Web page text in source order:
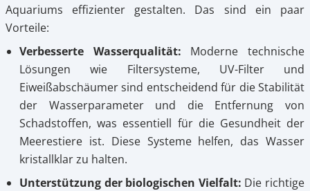
Aquariums effizienter gestalten. Das sind ein paar
Vorteile:
Verbesserte Wasserqualität: Moderne technische
Lösungen wie Filtersysteme, UV-Filter und
Eiweißabschäumer sind entscheidend für die Stabilität
der Wasserparameter und die Entfernung von
Schadstoffen, was essentiell für die Gesundheit der
Meerestiere ist. Diese Systeme helfen, das Wasser
kristallklar zu halten.
Unterstützung der biologischen Vielfalt: Die richtige